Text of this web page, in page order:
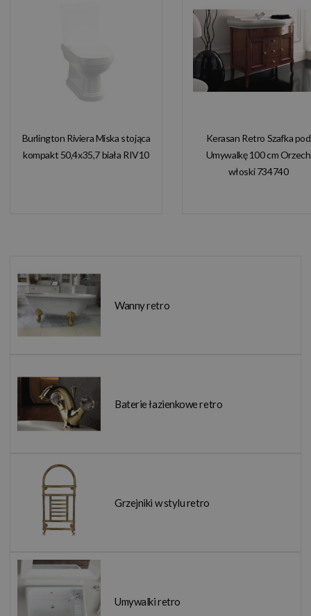
Burlington Riviera Miska stojąca
kompakt 50,4x35,7 biała RIV10
Kerasan Retro Szafka pod
Umywalkę 100 cm Orzech
włoski 734740
Wanny retro
Baterie łazienkowe retro
Grzejniki w stylu retro
Umywalki retro